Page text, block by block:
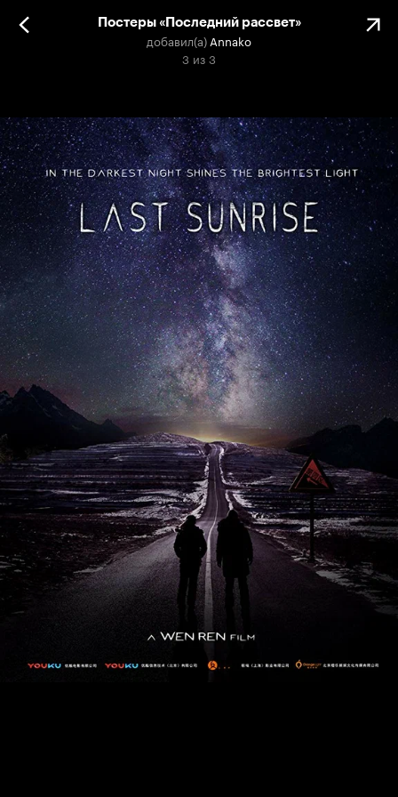
Постеры «Последний рассвет»
добавил(а) Annako
3 из 3